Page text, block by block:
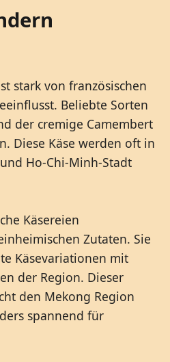
stark von französischen
Beliebte Sorten
der cremige Camembert
Diese Käse werden oft in
Ho-Chi-Minh-Stadt
Käsereien
Zutaten. Sie
Käsevariationen mit
der Region. Dieser
den Mekong Region
spannend für